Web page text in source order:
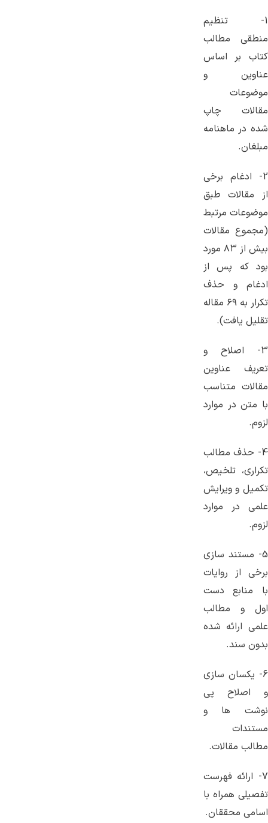
1- تنظیم
منطقی مطالب
کتاب بر اساس
عناوین و
موضوعات
مقالات چاپ
شده در ماهنامه
مبلغان.
2- ادغام برخی
از مقالات طبق
موضوعات مرتبط
(مجموع مقالات
بیش از ۸۳ مورد
بود که پس از
ادغام و حذف
تکرار به ۶۹ مقاله
تقلیل یافت).
3- اصلاح و
تعریف عناوین
مقالات متناسب
با متن در موارد
لزوم.
4- حذف مطالب
تکراری، تلخیص،
تکمیل و ویرایش
علمی در موارد
لزوم.
5- مستند سازی
برخی از روایات
با منابع دست
اول و مطالب
علمی ارائه شده
بدون سند.
6- یکسان سازی
و اصلاح پی
نوشت ها و
مستندات
مطالب مقالات.
7- ارائه فهرست
تفصیلی همراه با
اسامی محققان.